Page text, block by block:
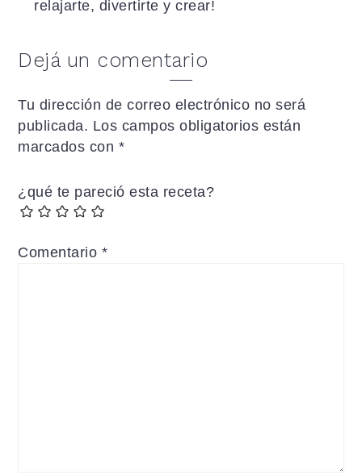
relajarte, divertirte y crear!
Interacciones
los
lectores
Dejá un comentario
Tu dirección de correo electrónico no será
publicada. Los campos obligatorios están
marcados con *
¿qué te pareció esta receta?
Comentario *